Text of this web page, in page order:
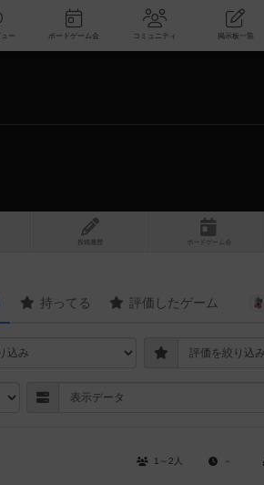
新着レビュー ボードゲーム会 コミュニティ
投稿履歴 ボ ドゲ ーム
持ってる 評価したゲーム
1～2人 －